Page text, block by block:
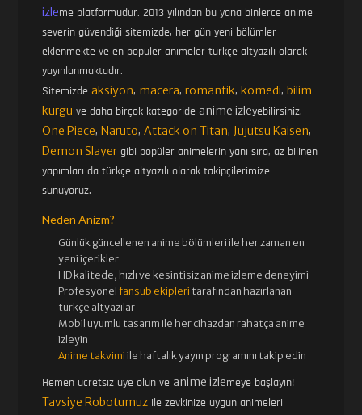
izleme platformudur. 2013 yılından bu yana binlerce anime
severin güvendiği sitemizde, her gün yeni bölümler
eklenmekte ve en popüler animeler türkçe altyazılı olarak
yayınlanmaktadır.
Sitemizdeaksiyon, macera,romantik, komedi, bilim
kurgu ve daha birçok kategoride anime izleyebilirsiniz.
One Piece, Naruto,Attack on Titan, Jujutsu Kaisen,
Demon Slayer gibi popüler animelerin yanı sıra, az bilinen
yapımları da türkçe altyazılı olarak takipçilerimize
sunuyoruz.
Neden Anizm?
Günlük güncellenen anime bölümleri ile her zaman en
yeni içerikler
HD kalitede, hızlı ve kesintisiz anime izleme deneyimi
Profesyonelfansub ekipleri tarafından hazırlanan
türkçe altyazılar
Mobil uyumlu tasarım ile her cihazdan rahatça anime
izleyin
Anime takvimi ile haftalık yayın programını takip edin
Hemen ücretsiz üye olun ve anime izlemeye başlayın!
Tavsiye Robotumuz ile zevkinize uygun animeleri